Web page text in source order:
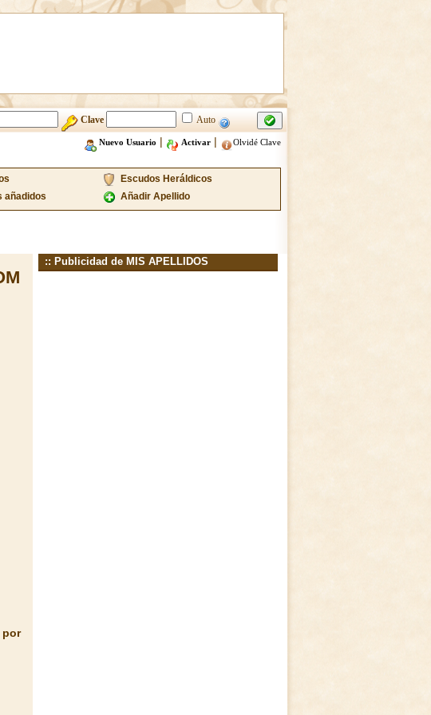
Clave Auto
Nuevo Usuario | Activar| Olvidé Clave
Escudos Heráldicos
añadidos Añadir Apellido
por
:: Publicidad de MIS APELLIDOS